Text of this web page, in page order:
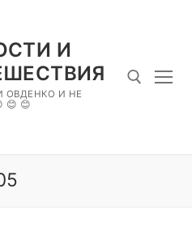
И
ОВДЕНКО И НЕ
😊 😊